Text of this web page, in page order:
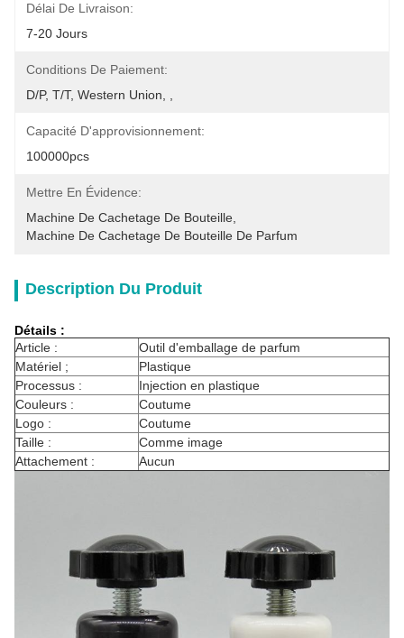
Délai De Livraison:
7-20 Jours
Conditions De Paiement:
D/P, T/T, Western Union, ,
Capacité D'approvisionnement:
100000pcs
Mettre En Évidence:
Machine De Cachetage De Bouteille
Machine De Cachetage De Bouteille De Parfum
Description Du Produit
Détails :
Article :
Outil d'emballage de parfum
Matériel ;
Plastique
Processus :
Injection en plastique
Couleurs :
Coutume
Logo :
Coutume
Taille :
Comme image
Attachement :
Aucun